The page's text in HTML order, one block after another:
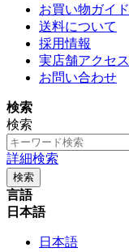
お買い物ガイド
送料について
採用情報
実店舗アクセス
お問い合わせ
検索
検索
詳細検索
検索
言語
日本語
日本語